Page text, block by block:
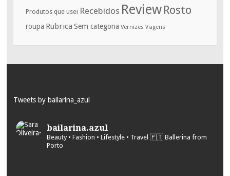
Produtos que usei Recebidos Review Rosto
roupa Rubrica Sem categoria Vernizes Viagens
Tweets by bailarina_azul
bailarina.azul
Beauty • Fashion • Lifestyle • Travel 🇵🇹 Ballerina from
Porto